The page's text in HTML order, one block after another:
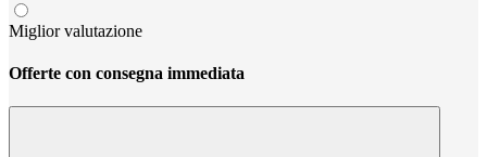
Miglior valutazione
Offerte con consegna immediata